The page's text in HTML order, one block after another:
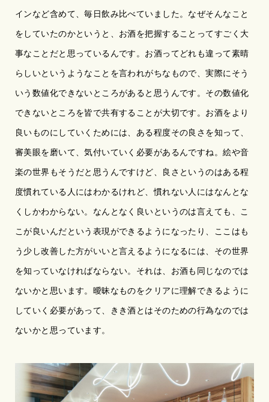
インなど含めて、毎日飲み比べていました。なぜそんなこと
をしていたのかというと、お酒を把握することってすごく大
事なことだと思っているんです。お酒ってどれも違って素晴
らしいというようなことを言われがちなもので、実際にそう
いう数値化できないところがあると思うんです。その数値化
できないところを皆で共有することが大切です。お酒をより
良いものにしていくためには、ある程度その良さを知って、
審美眼を磨いて、気付いていく必要があるんですね。絵や音
楽の世界もそうだと思うんですけど、良さというのはある程
度慣れている人にはわかるけれど、慣れない人にはなんとな
くしかわからない。なんとなく良いというのは言えても、こ
こが良いんだという表現ができるようになったり、ここはも
う少し改善した方がいいと言えるようになるには、その世界
を知っていなければならない。それは、お酒も同じなのでは
ないかと思います。曖昧なものをクリアに理解できるように
していく必要があって、きき酒とはそのための行為なのでは
ないかと思っています。